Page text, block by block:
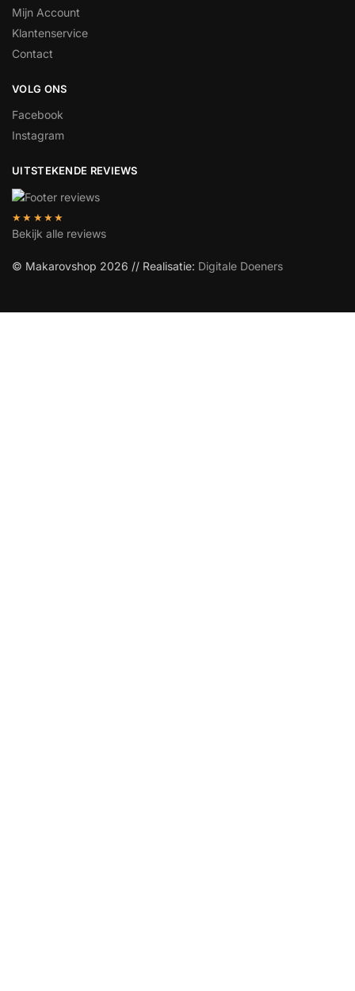
Mijn Account
Klantenservice
Contact
VOLG ONS
Facebook
Instagram
UITSTEKENDE REVIEWS
★★★★★
Bekijk alle reviews
© Makarovshop 2026 // Realisatie: Digitale Doeners